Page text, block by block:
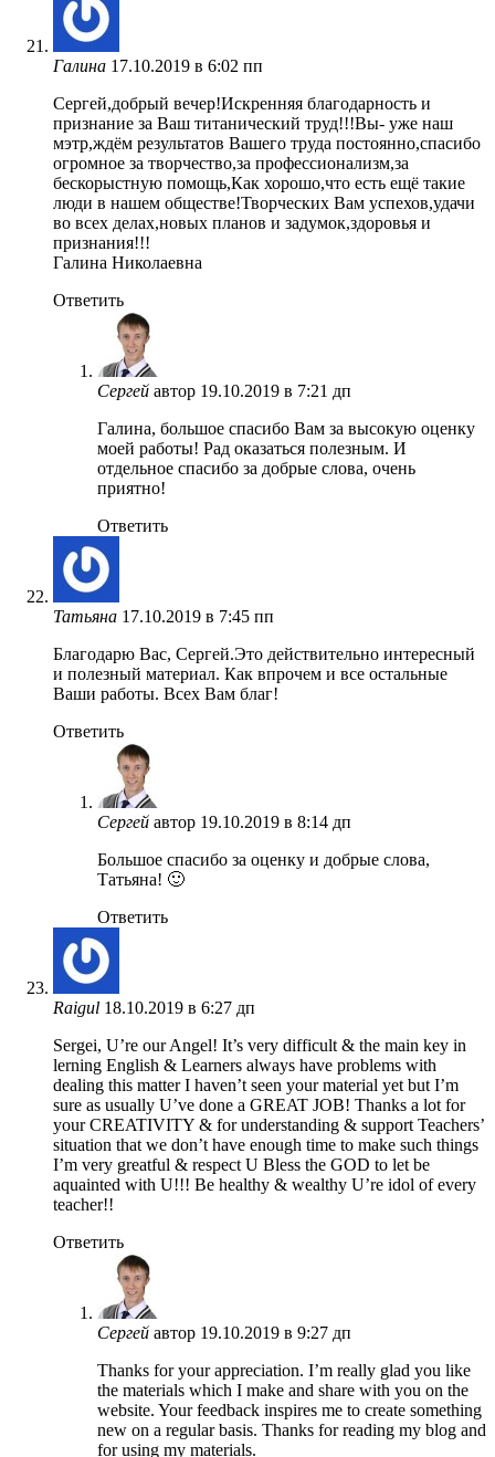
Галина 17.10.2019 в 6:02 пп
Сергей,добрый вечер!Искренняя благодарность и
признание за Ваш титанический труд!!!Вы- уже наш
мэтр,ждём результатов Вашего труда постоянно,спасибо
огромное за творчество,за профессионализм,за
бескорыстную помощь,Как хорошо,что есть ещё такие
люди в нашем обществе!Творческих Вам успехов,удачи
во всех делах,новых планов и задумок,здоровья и
признания!!!
Галина Николаевна
Ответить
Сергей автор 19.10.2019 в 7:21 дп
Галина, большое спасибо Вам за высокую оценку
моей работы! Рад оказаться полезным. И
отдельное спасибо за добрые слова, очень
приятно!
Ответить
Татьяна 17.10.2019 в 7:45 пп
Благодарю Вас, Сергей.Это действительно интересный
и полезный материал. Как впрочем и все остальные
Ваши работы. Всех Вам благ!
Ответить
Сергей автор 19.10.2019 в 8:14 дп
Большое спасибо за оценку и добрые слова,
Татьяна! 🙂
Ответить
Raigul 18.10.2019 в 6:27 дп
Sergei, U’re our Angel! It’s very difficult & the main key in
lerning English & Learners always have problems with
dealing this matter I haven’t seen your material yet but I’m
sure as usually U’ve done a GREAT JOB! Thanks a lot for
your CREATIVITY & for understanding & support Teachers’
situation that we don’t have enough time to make such things
I’m very greatful & respect U Bless the GOD to let be
aquainted with U!!! Be healthy & wealthy U’re idol of every
teacher!!
Ответить
Сергей автор 19.10.2019 в 9:27 дп
Thanks for your appreciation. I’m really glad you like
the materials which I make and share with you on the
website. Your feedback inspires me to create something
new on a regular basis. Thanks for reading my blog and
for using my materials.